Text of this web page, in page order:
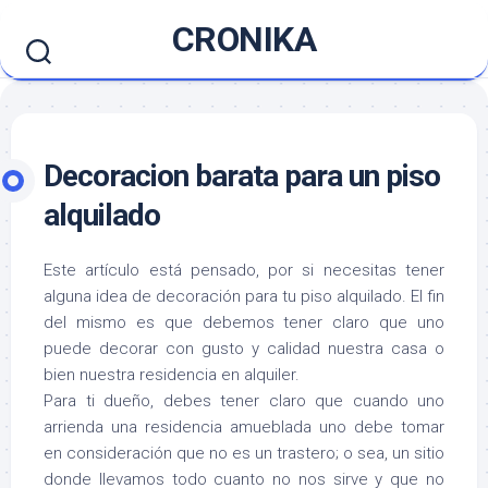
contenido
CRONIKA
Decoracion barata para un piso
alquilado
Este artículo está pensado, por si necesitas tener
alguna idea de decoración para tu piso alquilado. El fin
del mismo es que debemos tener claro que uno
puede decorar con gusto y calidad nuestra casa o
bien nuestra residencia en alquiler.
Para ti dueño, debes tener claro que cuando uno
arrienda una residencia amueblada uno debe tomar
en consideración que no es un trastero; o sea, un sitio
donde llevamos todo cuanto no nos sirve y que no